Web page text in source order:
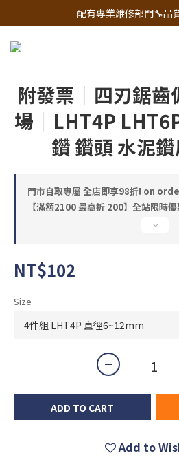
🔧電動工具&五金唯一首選
配有專業維修部門🔧品
🔧電動工具&五金唯一首
附發票｜四刃鋸齒
場｜LHT4P
鑽 鑽頭 水泥
門市自取專屬 全店即享98折! on
【滿額2100 最高折 200】全站限時
NT$102
Size
ADD TO CART
Add to